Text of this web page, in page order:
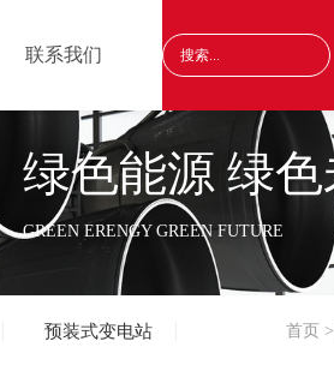
联系我们
绿色能源 绿
GREEN ERENGY GREEN FUTURE
首页 >
预装式变电站